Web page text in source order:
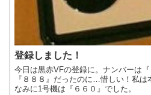
登録しました！
今日は黒赤VFの登録に。ナンバーは
『８８８』だったのに…惜しい！私
なみに1号機は『６６０』でした。